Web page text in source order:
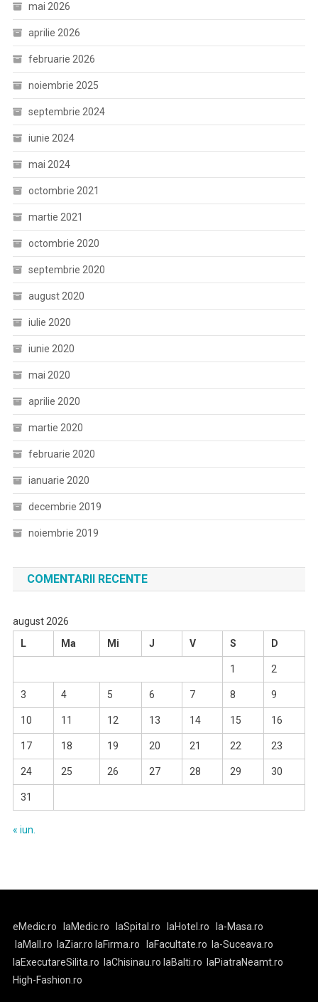
mai 2026
aprilie 2026
februarie 2026
noiembrie 2025
septembrie 2024
iunie 2024
mai 2024
octombrie 2021
martie 2021
octombrie 2020
septembrie 2020
august 2020
iulie 2020
iunie 2020
mai 2020
aprilie 2020
martie 2020
februarie 2020
ianuarie 2020
decembrie 2019
noiembrie 2019
COMENTARII RECENTE
august 2026
L
Ma Mi J V S D
1 2
3 4 5 6 7 8 9
10 11 12 13 14 15 16
17 18 19 20 21 22 23
24 25 26 27 28 29 30
31
« iun.
eMedic.ro laMedic.ro laSpital.ro laHotel.ro
la-Masa.ro
laMall.ro
laZiar.ro laFirma.ro laFacultate.ro
la-Suceava.ro
laExecutareSilita.ro
laChisinau.ro laBalti.ro
laPiatraNeamt.ro
High-Fashion.ro